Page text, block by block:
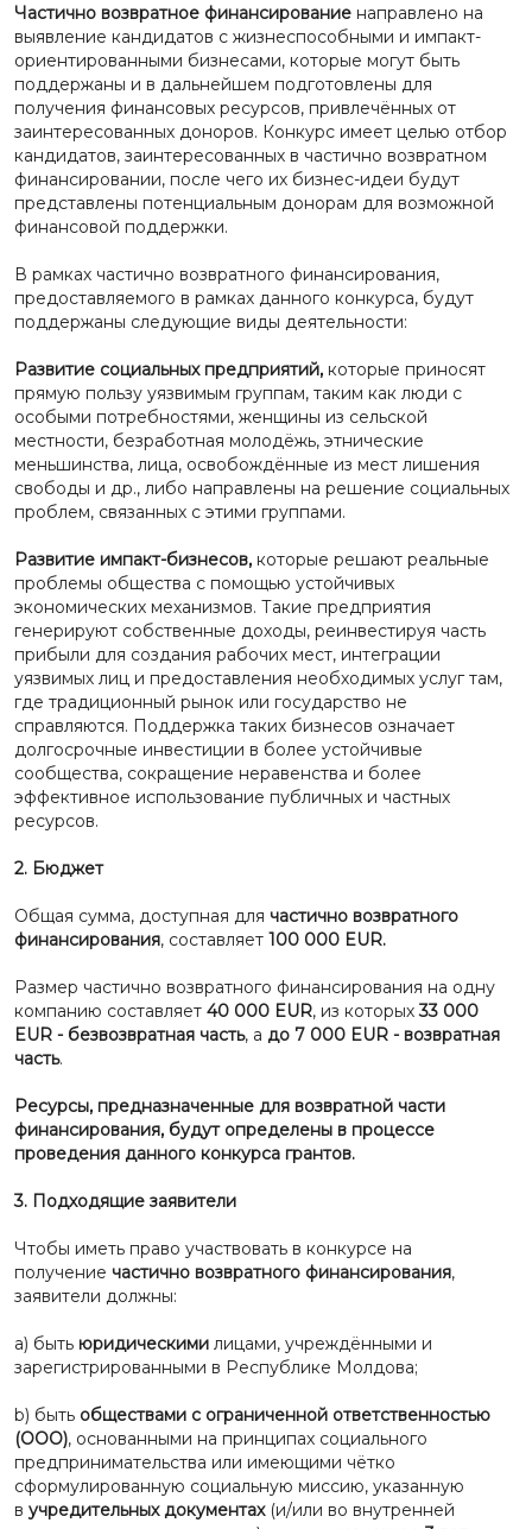
Частично возвратное финансирование направлено на
выявление кандидатов с жизнеспособными и импакт-
ориентированными бизнесами, которые могут быть
поддержаны и в дальнейшем подготовлены для
получения финансовых ресурсов, привлечённых от
заинтересованных доноров. Конкурс имеет целью отбор
кандидатов, заинтересованных в частично возвратном
финансировании, после чего их бизнес-идеи будут
представлены потенциальным донорам для возможной
финансовой поддержки.
В рамках частично возвратного финансирования,
предоставляемого в рамках данного конкурса, будут
поддержаны следующие виды деятельности:
Развитие социальных предприятий, которые приносят
прямую пользу уязвимым группам, таким как люди с
особыми потребностями, женщины из сельской
местности, безработная молодёжь, этнические
меньшинства, лица, освобождённые из мест лишения
свободы и др., либо направлены на решение социальных
проблем, связанных с этими группами.
Развитие импакт-бизнесов, которые решают реальные
проблемы общества с помощью устойчивых
экономических механизмов. Такие предприятия
генерируют собственные доходы, реинвестируя часть
прибыли для создания рабочих мест, интеграции
уязвимых лиц и предоставления необходимых услуг там,
где традиционный рынок или государство не
справляются. Поддержка таких бизнесов означает
долгосрочные инвестиции в более устойчивые
сообщества, сокращение неравенства и более
эффективное использование публичных и частных
ресурсов.
2. Бюджет
Общая сумма, доступная для частично возвратного
финансирования, составляет 100 000 EUR.
Размер частично возвратного финансирования на одну
компанию составляет 40 000 EUR, из которых33 000
EUR - безвозвратная часть, а до 7 000 EUR - возвратная
часть.
Ресурсы, предназначенные для возвратной части
финансирования, будут определены в процессе
проведения данного конкурса грантов.
3. Подходящие заявители
Чтобы иметь право участвовать в конкурсе на
получение частично возвратного финансирования,
заявители должны:
a) быть юридическими лицами, учреждёнными и
зарегистрированными в Республике Молдова;
b) быть обществами с ограниченной ответственностью
(ООО), основанными на принципах социального
предпринимательства или имеющими чётко
сформулированную социальную миссию, указанную
в учредительных документах(и/или во внутренней